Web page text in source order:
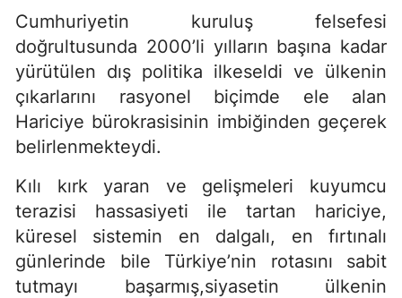
Cumhuriyetin kuruluş felsefesi
doğrultusunda 2000’li yılların başına kadar
yürütülen dış politika ilkeseldi ve ülkenin
çıkarlarını rasyonel biçimde ele alan
Hariciye bürokrasisinin imbiğinden geçerek
belirlenmekteydi.
Kılı kırk yaran ve gelişmeleri kuyumcu
terazisi hassasiyeti ile tartan hariciye,
küresel sistemin en dalgalı, en fırtınalı
günlerinde bile Türkiye’nin rotasını sabit
tutmayı başarmış,siyasetin ülkenin